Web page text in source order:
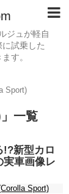
ジュが軽自
試乗した
す。
Sport)
」 一覧
!?新型カロ
実車画像レ
Sport)